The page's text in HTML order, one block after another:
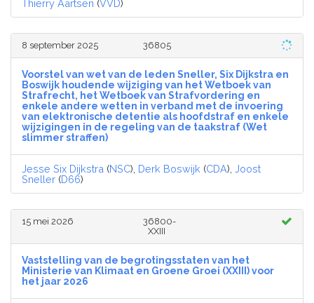
Thierry Aartsen (VVD)
8 september 2025 36805
Voorstel van wet van de leden Sneller, Six Dijkstra en
Boswijk houdende wijziging van het Wetboek van
Strafrecht, het Wetboek van Strafvordering en
enkele andere wetten in verband met de invoering
van elektronische detentie als hoofdstraf en enkele
wijzigingen in de regeling van de taakstraf (Wet
slimmer straffen)
Jesse Six Dijkstra (NSC), Derk Boswijk (CDA), Joost
Sneller (D66)
15 mei 2026
36800-
XXIII
Vaststelling van de begrotingsstaten van het
Ministerie van Klimaat en Groene Groei (XXIII) voor
het jaar 2026